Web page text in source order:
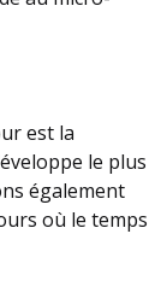
est la
le plus
également
où le temps